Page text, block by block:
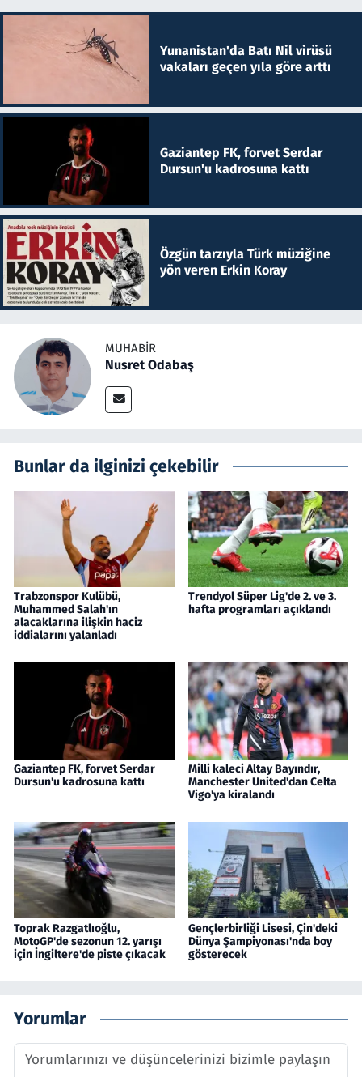
Yunanistan'da Batı Nil virüsü
vakaları geçen yıla göre arttı
Gaziantep FK, forvet Serdar
Dursun'u kadrosuna kattı
Özgün tarzıyla Türk müziğine
yön veren Erkin Koray
MUHABIR
Nusret Odabaş
Bunlar da ilginizi çekebilir
Trabzonspor Kulübü,
Muhammed Salah'ın
alacaklarına ilişkin haciz
iddialarını yalanladı
Trendyol Süper Lig'de 2. ve 3.
hafta programları açıklandı
Gaziantep FK, forvet Serdar
Dursun'u kadrosuna kattı
Milli kaleci Altay Bayındır,
Manchester United'dan Celta
Vigo'ya kiralandı
Toprak Razgatlıoğlu,
MotoGP'de sezonun 12. yarışı
için İngiltere'de piste çıkacak
Gençlerbirliği Lisesi, Çin'deki
Dünya Şampiyonası'nda boy
gösterecek
Yorumlar